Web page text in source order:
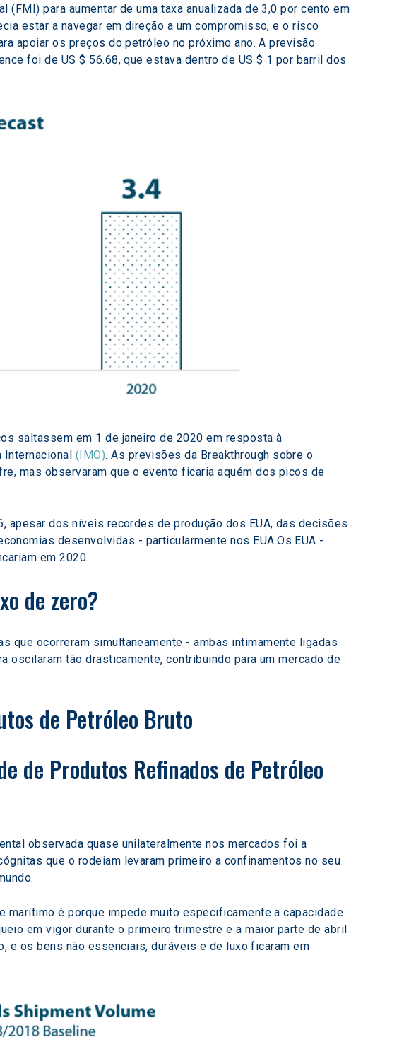
para aumentar de uma taxa anualizada de 3,0 por cento em
estar a navegar em direção a um compromisso, e o risco
apoiar os preços do petróleo no próximo ano. A previsão
foi de US $ 56.68, que estava dentro de US $ 1 por barril dos
saltassem em 1 de janeiro de 2020 em resposta à
(IMO). As previsões da Breakthrough sobre o
mas observaram que o evento ficaria aquém dos picos de
apesar dos níveis recordes de produção dos EUA, das decisões
desenvolvidas - particularmente nos EUA.Os EUA -
em 2020.
de zero?
que ocorreram simultaneamente - ambas intimamente ligadas
oscilaram tão drasticamente, contribuindo para um mercado de
de Petróleo Bruto
de Produtos Refinados de Petróleo
observada quase unilateralmente nos mercados foi a
que o rodeiam levaram primeiro a confinamentos no seu
marítimo é porque impede muito especificamente a capacidade
em vigor durante o primeiro trimestre e a maior parte de abril
e os bens não essenciais, duráveis e de luxo ficaram em